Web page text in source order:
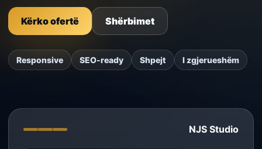
Kërko ofertë Shërbimet
Responsive SEO-ready Shpejt I zgjerueshëm
NJS Studio